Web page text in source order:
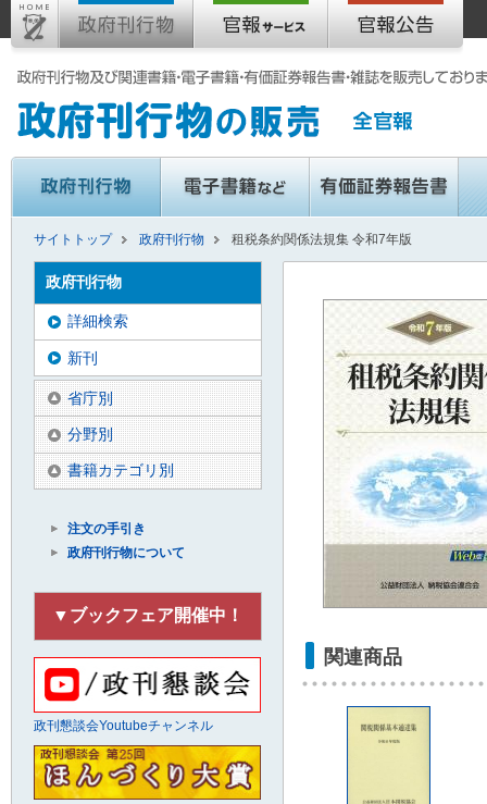
サイトトップ 政府刊行物 租税条約関係法規集 令和7年版
関連商品
政府刊行物
詳細検索
新刊
省庁別
分野別
書籍カテゴリ別
注文の手引き
政府刊行物について
▼ブックフェア開催中！
政刊懇談会Youtubeチャンネル